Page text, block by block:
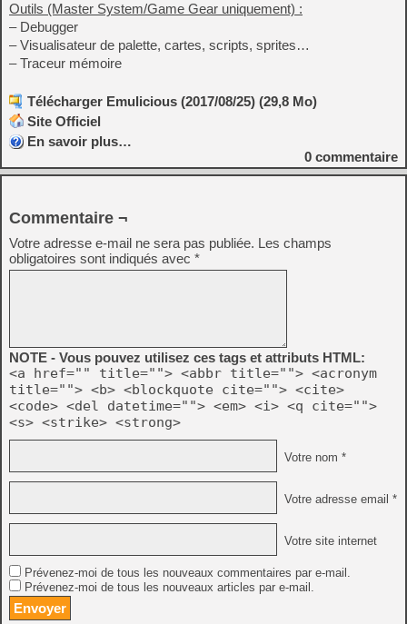
Outils (Master System/Game Gear uniquement) :
– Debugger
– Visualisateur de palette, cartes, scripts, sprites…
– Traceur mémoire
Télécharger Emulicious (2017/08/25) (29,8 Mo)
Site Officiel
En savoir plus…
0 commentaire
Commentaire ¬
Votre adresse e-mail ne sera pas publiée. Les champs
obligatoires sont indiqués avec *
NOTE - Vous pouvez utilisez ces tags et attributs HTML:
<a href="" title=""> <abbr title=""> <acronym
title=""> <b> <blockquote cite=""> <cite>
<code> <del datetime=""> <em> <i> <q cite="">
<s> <strike> <strong>
Votre nom *
Votre adresse email *
Votre site internet
Prévenez-moi de tous les nouveaux commentaires par e-mail.
Prévenez-moi de tous les nouveaux articles par e-mail.